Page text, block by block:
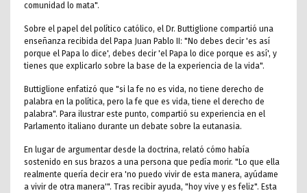
comunidad lo mata".
Sobre el papel del político católico, el Dr. Buttiglione compartió una
enseñanza recibida del Papa Juan Pablo II: "No debes decir 'es así
porque el Papa lo dice', debes decir 'el Papa lo dice porque es así', y
tienes que explicarlo sobre la base de la experiencia de la vida".
Buttiglione enfatizó que "si la fe no es vida, no tiene derecho de
palabra en la política, pero la fe que es vida, tiene el derecho de
palabra". Para ilustrar este punto, compartió su experiencia en el
Parlamento italiano durante un debate sobre la eutanasia.
En lugar de argumentar desde la doctrina, relató cómo había
sostenido en sus brazos a una persona que pedía morir. "Lo que ella
realmente quería decir era 'no puedo vivir de esta manera, ayúdame
a vivir de otra manera'". Tras recibir ayuda, "hoy vive y es feliz". Esta